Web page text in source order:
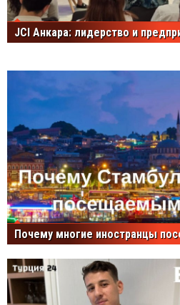
JCI Анкара: лидерство и
Почему многие иностранцы